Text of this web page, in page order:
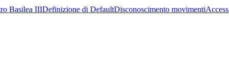
Basilea IIIDefinizione di DefaultDisconoscimento movimenti